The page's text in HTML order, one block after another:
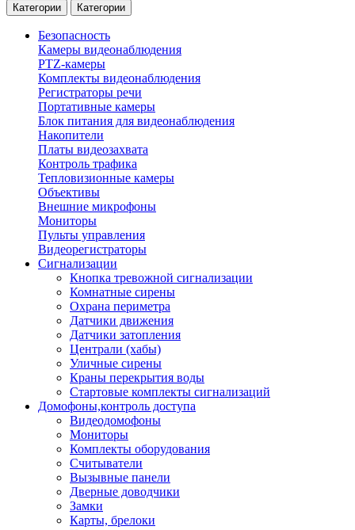
Категории Категории
Безопасность
Камеры видеонаблюдения
PTZ-камеры
Комплекты видеонаблюдения
Регистраторы речи
Портативные камеры
Блок питания для видеонаблюдения
Накопители
Платы видеозахвата
Контроль трафика
Тепловизионные камеры
Объективы
Внешние микрофоны
Мониторы
Пульты управления
Видеорегистраторы
Сигнализации
Кнопка тревожной сигнализации
Комнатные сирены
Охрана периметра
Датчики движения
Датчики затопления
Централи (хабы)
Уличные сирены
Краны перекрытия воды
Стартовые комплекты сигнализаций
Домофоны,контроль доступа
Видеодомофоны
Мониторы
Комплекты оборудования
Считыватели
Вызывные панели
Дверные доводчики
Замки
Карты, брелоки